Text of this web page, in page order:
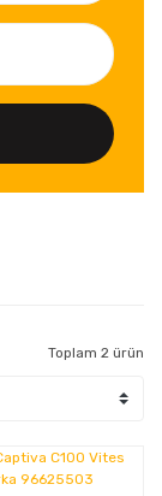
Toplam 2 ürün